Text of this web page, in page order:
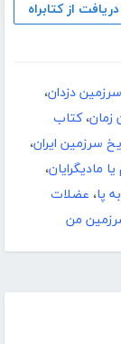
دریافت از کتابراه
دزدان،
زمان،کتاب
سرزمین ایران،
مادیگرایان،
پا، عضلات
من